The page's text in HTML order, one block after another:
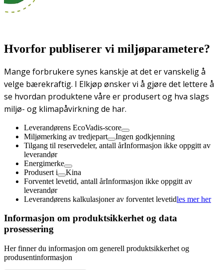
Hvorfor publiserer vi miljøparametere?
Mange forbrukere synes kanskje at det er vanskelig å
velge bærekraftig. I Elkjøp ønsker vi å gjøre det lettere å
se hvordan produktene våre er produsert og hva slags
miljø- og klimapåvirkning de har.
Leverandørens EcoVadis-score
Miljømerking av tredjepart
Ingen godkjenning
Tilgang til reservedeler, antall årInformasjon ikke oppgitt av
leverandør
Energimerke
Produsert i
Kina
Forventet levetid, antall årInformasjon ikke oppgitt av
leverandør
Leverandørens kalkulasjoner av forventet levetidles mer her
Informasjon om produktsikkerhet og data
prosessering
Her finner du informasjon om generell produktsikkerhet og
produsentinformasjon